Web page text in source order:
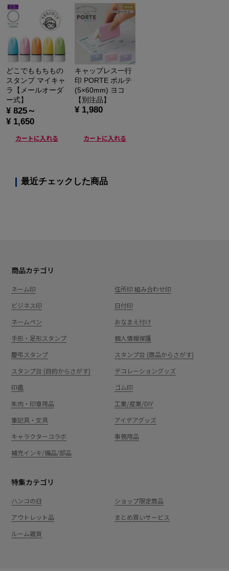
どこでももちもの
スタンプ マイキャ
ラ【メールオーダ
ー式】
¥ 825～
¥ 1,650
カートに入れる
キャップレス一行
印 PORTE ポルテ
(5×60mm) ヨコ
【別注品】
¥ 1,980
カートに入れる
最近チェックした商品
商品カテゴリ
ネーム印
住所印 組み合わせ印
ビジネス印
日付印
ネームペン
おなまえ付け
手形・足形スタンプ
個人情報保護
慶弔スタンプ
スタンプ台 (商品からさがす)
スタンプ台 (目的からさがす)
デコレーショングッズ
印鑑
ゴム印
朱肉・印章用品
工業/産業/DIY
筆記具・文具
アイデアグッズ
キャラクターコラボ
事務用品
補充インキ/備品/部品
特集カテゴリ
ハンコの日
ショップ限定商品
アウトレット品
まとめ買いサービス
ルーム雑貨